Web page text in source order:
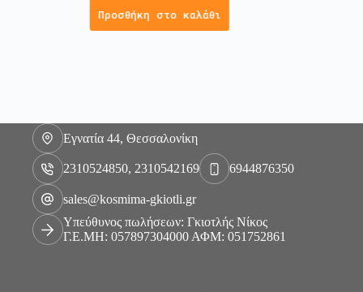
Προσθήκη στο καλάθι
Εγνατία 44, Θεσσαλονίκη
2310524850, 2310542169 6944876350
sales@kosmima-gkiotli.gr
Υπεύθυνος πωλήσεων: Γκιοτλής Νίκος
Γ.Ε.ΜΗ: 057897304000 ΑΦΜ: 051752861